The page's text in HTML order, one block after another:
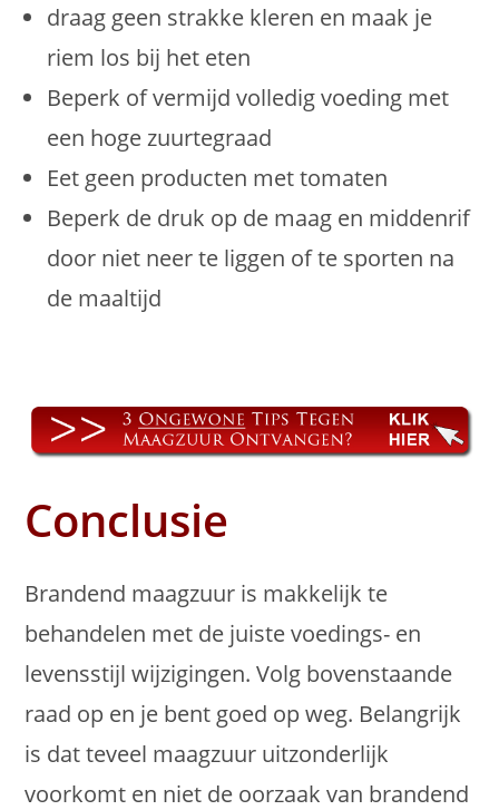
draag geen strakke kleren en maak je
riem los bij het eten
Beperk of vermijd volledig voeding met
een hoge zuurtegraad
Eet geen producten met tomaten
Beperk de druk op de maag en middenrif
door niet neer te liggen of te sporten na
de maaltijd
Conclusie
Brandend maagzuur is makkelijk te
behandelen met de juiste voedings- en
levensstijl wijzigingen. Volg bovenstaande
raad op en je bent goed op weg. Belangrijk
is dat teveel maagzuur uitzonderlijk
voorkomt en niet de oorzaak van brandend